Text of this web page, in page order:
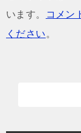
います。
コメン
ください 。